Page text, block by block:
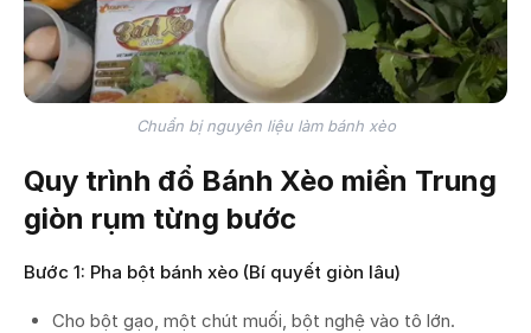
Chuẩn bị nguyên liệu làm bánh xèo
Quy trình đổ Bánh Xèo miền Trung
giòn rụm từng bước
Bước 1: Pha bột bánh xèo (Bí quyết giòn lâu)
Cho bột gạo, một chút muối, bột nghệ vào tô lớn.